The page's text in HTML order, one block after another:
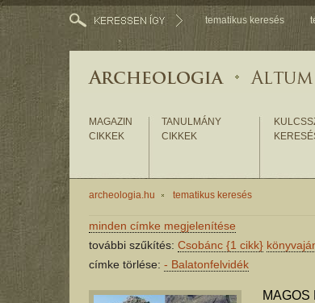
tematikus keresés
MAGAZIN
CIKKEK
TANULMÁNY
CIKKEK
archeologia.hu tematikus keresés
minden címke megjelenítése
további szűkítés: Csobánc {1 cikk}
címke törlése: - Balatonfelvidék